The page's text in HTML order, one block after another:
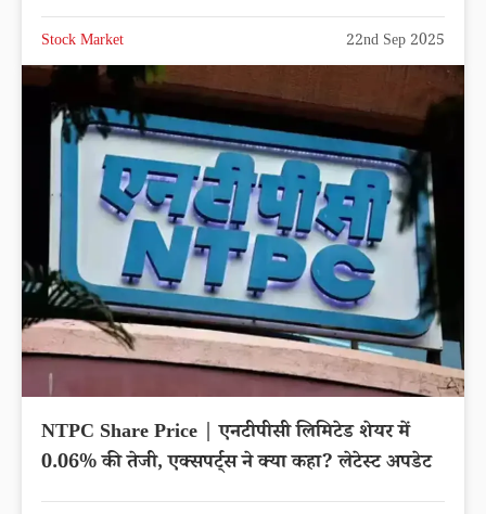
Stock Market 22nd Sep 2025
NTPC Share Price | एनटीपीसी लिमिटेड शेयर में
0.06% की तेजी, एक्सपर्ट्स ने क्या कहा? लेटेस्ट अपडेट